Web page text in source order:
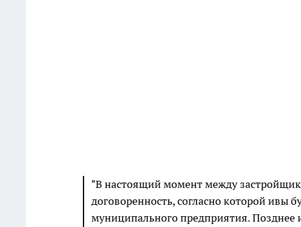
"В настоящий момент между
договоренность, согласно которой ивы
муниципального предприятия. Позднее